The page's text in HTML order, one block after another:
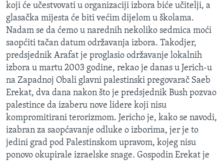
koji će učestvovati u organizaciji izbora biće učitelji, a
glasačka mijesta će biti većim dijelom u školama.
Nadam se da ćemo u narednih nekoliko sedmica moći
saopćiti tačan datum održavanja izbora. Takodjer,
predsjednik Arafat je proglasio održavanje lokalnih
izbora u martu 2003 godine, rekao je danas u Jerich-u
na Zapadnoj Obali glavni palestinski pregovarač Saeb
Erekat, dva dana nakon što je predsjednik Bush pozvao
palestince da izaberu nove lidere koji nisu
kompromitirani terorizmom. Jericho je, kako se navodi,
izabran za saopćavanje odluke o izborima, jer je to
jedini grad pod Palestinskom upravom, kojeg nisu
ponovo okupirale izraelske snage. Gospodin Erekat je